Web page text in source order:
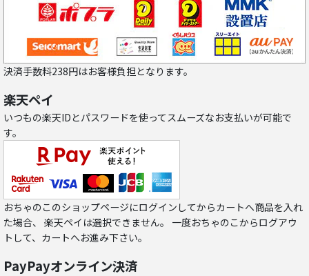
決済手数料238円はお客様負担となります。
楽天ペイ
いつもの楽天IDとパスワードを使ってスムーズなお支払いが可能で
す。
おちゃのこのショップページにログインしてからカートへ商品を入れ
た場合、 楽天ペイは選択できません。 一度おちゃのこからログアウ
トして、カートへお進み下さい。
PayPayオンライン決済